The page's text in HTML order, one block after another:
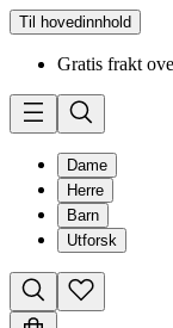
Til hovedinnhold
Gratis frakt
Dame
Herre
Barn
Utforsk